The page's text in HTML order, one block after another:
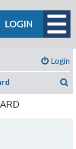
LOGIN
Login